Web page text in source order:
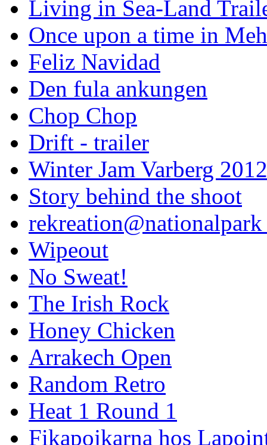
Living in Sea-Land
Once upon a time in
Feliz Navidad
Den fula ankungen
Chop Chop
Drift - trailer
Winter Jam Varberg 2012
Story behind the shoot
rekreation@nationalpark
Wipeout
No Sweat!
The Irish Rock
Honey Chicken
Arrakech Open
Random Retro
Heat 1 Round 1
Fikapojkarna hos